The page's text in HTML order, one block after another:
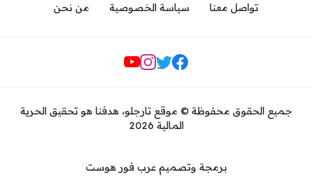
تواصل معنا سياسة الخصوصية من نحن
مواقع التواصل
جميع الحقوق محفوظة © موقع تارجلو، هدفنا هو تحقيق الحرية
المالية 2026
برمجة وتصميم عرب فور هوست